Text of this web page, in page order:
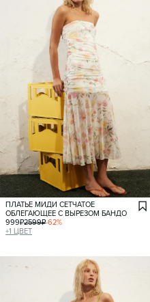
ПЛАТЬЕ МИДИ СЕТЧАТОЕ
ОБЛЕГАЮЩЕЕ С ВЫРЕЗОМ БАНДО
999₽2599₽-62%
+1 ЦВЕТ